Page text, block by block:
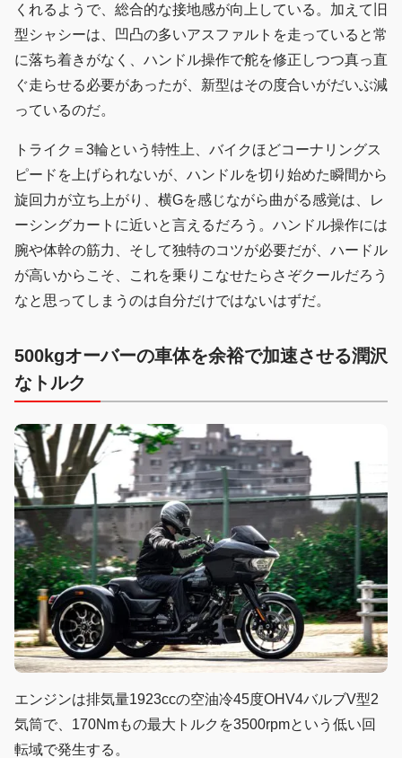
くれるようで、総合的な接地感が向上している。加えて旧
型シャシーは、凹凸の多いアスファルトを走っていると常
に落ち着きがなく、ハンドル操作で舵を修正しつつ真っ直
ぐ走らせる必要があったが、新型はその度合いがだいぶ減
っているのだ。
トライク＝3輪という特性上、バイクほどコーナリングス
ピードを上げられないが、ハンドルを切り始めた瞬間から
旋回力が立ち上がり、横Gを感じながら曲がる感覚は、レ
ーシングカートに近いと言えるだろう。ハンドル操作には
腕や体幹の筋力、そして独特のコツが必要だが、ハードル
が高いからこそ、これを乗りこなせたらさぞクールだろう
なと思ってしまうのは自分だけではないはずだ。
500kgオーバーの車体を余裕で加速させる潤沢
なトルク
エンジンは排気量1923ccの空油冷45度OHV4バルブV型2
気筒で、170Nmもの最大トルクを3500rpmという低い回
転域で発生する。